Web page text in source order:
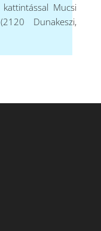
Mucsi
Dunakeszi,